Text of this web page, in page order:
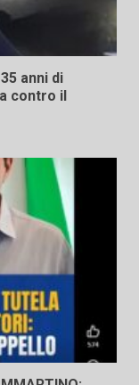
anni di
contro il